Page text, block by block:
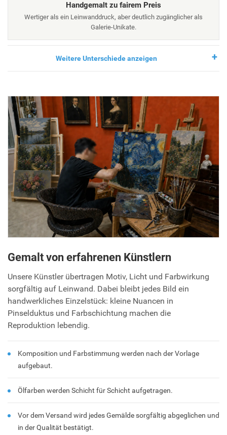
Handgemalt zu fairem Preis
Wertiger als ein Leinwanddruck, aber deutlich zugänglicher als
Galerie-Unikate.
Weitere Unterschiede anzeigen
Gemalt von erfahrenen Künstlern
Unsere Künstler übertragen Motiv, Licht und Farbwirkung
sorgfältig auf Leinwand. Dabei bleibt jedes Bild ein
handwerkliches Einzelstück: kleine Nuancen in
Pinselduktus und Farbschichtung machen die
Reproduktion lebendig.
Komposition und Farbstimmung werden nach der Vorlage
aufgebaut.
Ölfarben werden Schicht für Schicht aufgetragen.
Vor dem Versand wird jedes Gemälde sorgfältig abgeglichen und
in der Qualität bestätigt.